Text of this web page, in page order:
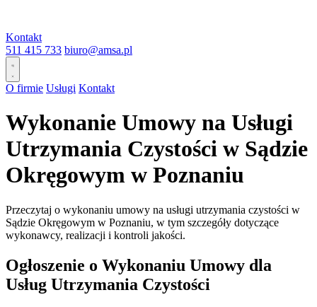
Kontakt
511 415 733 biuro@amsa.pl
O firmie Usługi Kontakt
Wykonanie Umowy na Usługi
Utrzymania Czystości w Sądzie
Okręgowym w Poznaniu
Przeczytaj o wykonaniu umowy na usługi utrzymania czystości w
Sądzie Okręgowym w Poznaniu, w tym szczegóły dotyczące
wykonawcy, realizacji i kontroli jakości.
Ogłoszenie o Wykonaniu Umowy dla
Usług Utrzymania Czystości